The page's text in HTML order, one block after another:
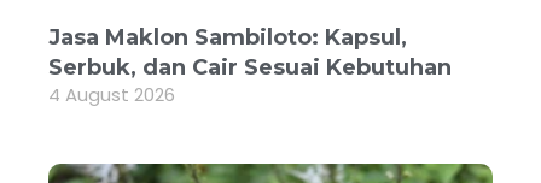
Jasa Maklon Sambiloto: Kapsul,
Serbuk, dan Cair Sesuai Kebutuhan
4 August 2026